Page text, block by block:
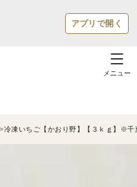
アプリで開く
メニュー
冷凍いちご【かおり野】【３ｋｇ】※千